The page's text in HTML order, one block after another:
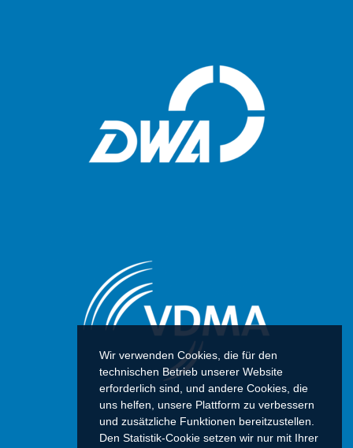
Wir verwenden Cookies, die für den
technischen Betrieb unserer Website
erforderlich sind, und andere Cookies, die
uns helfen, unsere Plattform zu verbessern
und zusätzliche Funktionen bereitzustellen.
Den Statistik-Cookie setzen wir nur mit Ihrer